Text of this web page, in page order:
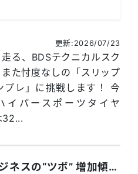
更新:2026/07/23
る、BDSテクニカルスク
た忖度なしの「スリップ
プレ」に挑戦します！ 今
イパースポーツタイヤ
32...
3分でわかる中古車ビジネスの“ツボ” 増加傾向にある「整備難民」、あなたの店はどう対応する？